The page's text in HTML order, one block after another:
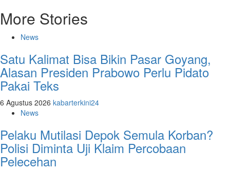
More Stories
News
Satu Kalimat Bisa Bikin Pasar Goyang,
Alasan Presiden Prabowo Perlu Pidato
Pakai Teks
6 Agustus 2026 kabarterkini24
News
Pelaku Mutilasi Depok Semula Korban?
Polisi Diminta Uji Klaim Percobaan
Pelecehan